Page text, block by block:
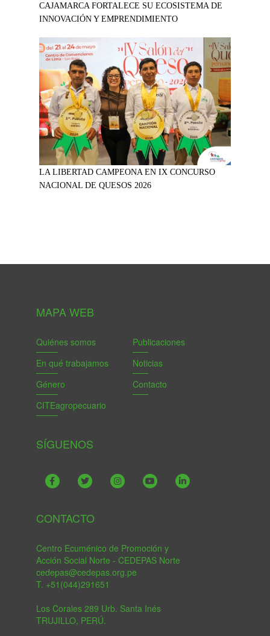
CAJAMARCA FORTALECE SU ECOSISTEMA DE
INNOVACIÓN Y EMPRENDIMIENTO
LA LIBERTAD CAMPEONA EN IX CONCURSO
NACIONAL DE QUESOS 2026
MAPA WEB
Quiénes somos
En qué trabajamos
Género
CITEagropecuario
Publicaciones
Noticias
Contacto
SÍGUENOS
CONTACTO
Centro Ecuménico de Promoción y
Acción Social Norte - CEDEPAS Norte
cedepas@cedepas.org.pe
T. +51(044)291651
Los Corales 289 Urb. Santa Inés
TRUJILLO, PERÚ.